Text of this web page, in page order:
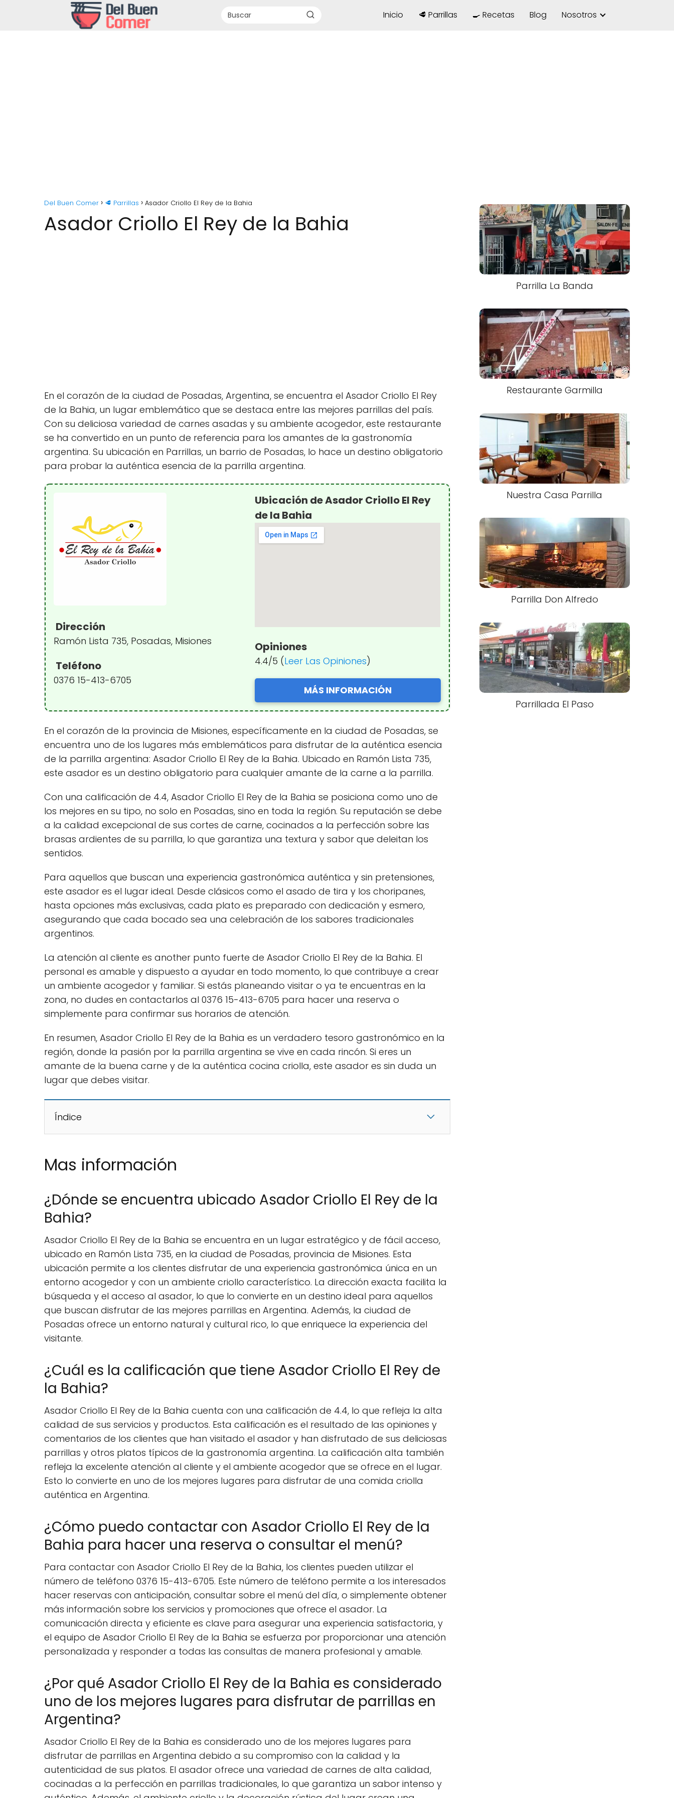
Inicio 🥩 Parrillas 🍳 Recetas Blog Nosotros
Del Buen Comer 🥩 Parrillas Asador Criollo El Rey de la Bahia
Asador Criollo El Rey de la Bahia
En el corazón de la ciudad de Posadas, Argentina, se encuentra el Asador Criollo El Rey
de la Bahia, un lugar emblemático que se destaca entre las mejores parrillas del país.
Con su deliciosa variedad de carnes asadas y su ambiente acogedor, este restaurante
se ha convertido en un punto de referencia para los amantes de la gastronomía
argentina. Su ubicación en Parrillas, un barrio de Posadas, lo hace un destino obligatorio
para probar la auténtica esencia de la parrilla argentina.
Dirección
Ramón Lista 735, Posadas, Misiones
Teléfono
0376 15-413-6705
Ubicación de Asador Criollo El Rey
de la Bahia
Opiniones
4.4/5 (Leer Las Opiniones)
MÁS INFORMACIÓN
En el corazón de la provincia de Misiones, específicamente en la ciudad de Posadas, se
encuentra uno de los lugares más emblemáticos para disfrutar de la auténtica esencia
de la parrilla argentina: Asador Criollo El Rey de la Bahia. Ubicado en Ramón Lista 735,
este asador es un destino obligatorio para cualquier amante de la carne a la parrilla.
Con una calificación de 4.4, Asador Criollo El Rey de la Bahia se posiciona como uno de
los mejores en su tipo, no solo en Posadas, sino en toda la región. Su reputación se debe
a la calidad excepcional de sus cortes de carne, cocinados a la perfección sobre las
brasas ardientes de su parrilla, lo que garantiza una textura y sabor que deleitan los
sentidos.
Para aquellos que buscan una experiencia gastronómica auténtica y sin pretensiones,
este asador es el lugar ideal. Desde clásicos como el asado de tira y los choripanes,
hasta opciones más exclusivas, cada plato es preparado con dedicación y esmero,
asegurando que cada bocado sea una celebración de los sabores tradicionales
argentinos.
La atención al cliente es another punto fuerte de Asador Criollo El Rey de la Bahia. El
personal es amable y dispuesto a ayudar en todo momento, lo que contribuye a crear
un ambiente acogedor y familiar. Si estás planeando visitar o ya te encuentras en la
zona, no dudes en contactarlos al 0376 15-413-6705 para hacer una reserva o
simplemente para confirmar sus horarios de atención.
En resumen, Asador Criollo El Rey de la Bahia es un verdadero tesoro gastronómico en la
región, donde la pasión por la parrilla argentina se vive en cada rincón. Si eres un
amante de la buena carne y de la auténtica cocina criolla, este asador es sin duda un
lugar que debes visitar.
Índice
Mas información
¿Dónde se encuentra ubicado Asador Criollo El Rey de la
Bahia?
Asador Criollo El Rey de la Bahia se encuentra en un lugar estratégico y de fácil acceso,
ubicado en Ramón Lista 735, en la ciudad de Posadas, provincia de Misiones. Esta
ubicación permite a los clientes disfrutar de una experiencia gastronómica única en un
entorno acogedor y con un ambiente criollo característico. La dirección exacta facilita la
búsqueda y el acceso al asador, lo que lo convierte en un destino ideal para aquellos
que buscan disfrutar de las mejores parrillas en Argentina. Además, la ciudad de
Posadas ofrece un entorno natural y cultural rico, lo que enriquece la experiencia del
visitante.
¿Cuál es la calificación que tiene Asador Criollo El Rey de
la Bahia?
Asador Criollo El Rey de la Bahia cuenta con una calificación de 4.4, lo que refleja la alta
calidad de sus servicios y productos. Esta calificación es el resultado de las opiniones y
comentarios de los clientes que han visitado el asador y han disfrutado de sus deliciosas
parrillas y otros platos típicos de la gastronomía argentina. La calificación alta también
refleja la excelente atención al cliente y el ambiente acogedor que se ofrece en el lugar.
Esto lo convierte en uno de los mejores lugares para disfrutar de una comida criolla
auténtica en Argentina.
¿Cómo puedo contactar con Asador Criollo El Rey de la
Bahia para hacer una reserva o consultar el menú?
Para contactar con Asador Criollo El Rey de la Bahia, los clientes pueden utilizar el
número de teléfono 0376 15-413-6705. Este número de teléfono permite a los interesados
hacer reservas con anticipación, consultar sobre el menú del día, o simplemente obtener
más información sobre los servicios y promociones que ofrece el asador. La
comunicación directa y eficiente es clave para asegurar una experiencia satisfactoria, y
el equipo de Asador Criollo El Rey de la Bahia se esfuerza por proporcionar una atención
personalizada y responder a todas las consultas de manera profesional y amable.
¿Por qué Asador Criollo El Rey de la Bahia es considerado
uno de los mejores lugares para disfrutar de parrillas en
Argentina?
Asador Criollo El Rey de la Bahia es considerado uno de los mejores lugares para
disfrutar de parrillas en Argentina debido a su compromiso con la calidad y la
autenticidad de sus platos. El asador ofrece una variedad de carnes de alta calidad,
cocinadas a la perfección en parrillas tradicionales, lo que garantiza un sabor intenso y
Parrilla La Banda
Restaurante Garmilla
Nuestra Casa Parrilla
Parrilla Don Alfredo
Parrillada El Paso